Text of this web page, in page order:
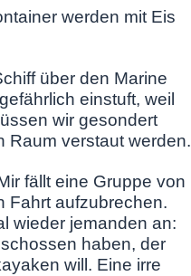
werden mit Eis
über den Marine
einstuft, weil
wir gesondert
Raum verstaut werden.
fällt eine Gruppe von
Fahrt aufzubrechen.
wieder jemanden an:
haben, der
will. Eine irre